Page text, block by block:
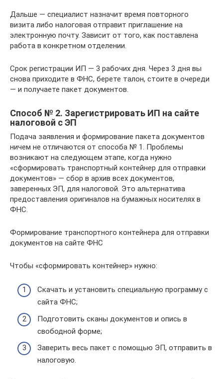
Дальше — специалист назначит время повторного
визита либо налоговая отправит приглашение на
электронную почту. Зависит от того, как поставлена
работа в конкретном отделении.
Срок регистрации ИП — 3 рабочих дня. Через 3 дня вы
снова приходите в ФНС, берете талон, стоите в очереди
— и получаете пакет документов.
Способ № 2. Зарегистрировать ИП на сайте
налоговой с ЭП
Подача заявления и формирование пакета документов
ничем не отличаются от способа № 1. Проблемы
возникают на следующем этапе, когда нужно
«сформировать транспортный контейнер для отправки
документов» — сбор в архив всех документов,
заверенных ЭП, для налоговой. Это альтернатива
предоставления оригиналов на бумажных носителях в
ФНС.
Формирование транспортного контейнера для отправки
документов на сайте ФНС
Чтобы «сформировать контейнер» нужно:
Скачать и установить специальную программу с
сайта ФНС;
Подготовить сканы документов и опись в
свободной форме;
Заверить весь пакет с помощью ЭП, отправить в
налоговую.